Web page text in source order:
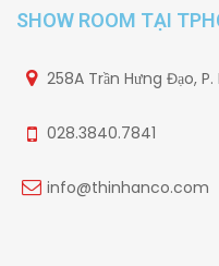
SHOW ROOM TẠI
258A Trần Hưng Đạo,
028.3840.7841
info@thinhanco.com